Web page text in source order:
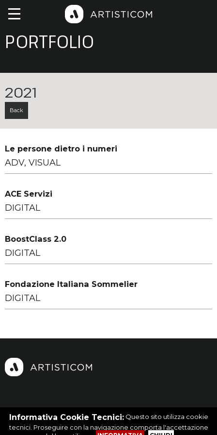
PORTFOLIO
2021
Back
Le persone dietro i numeri
ADV, VISUAL
ACE Servizi
DIGITAL
BoostClass 2.0
DIGITAL
Fondazione Italiana Sommelier
DIGITAL
© 2026 - Artisticom - P.Iva. 10300061008
Informativa Cookie Tecnici:Questo sito utilizza cookie
tecnici. Proseguire con la navigazione comporta l'accettazione